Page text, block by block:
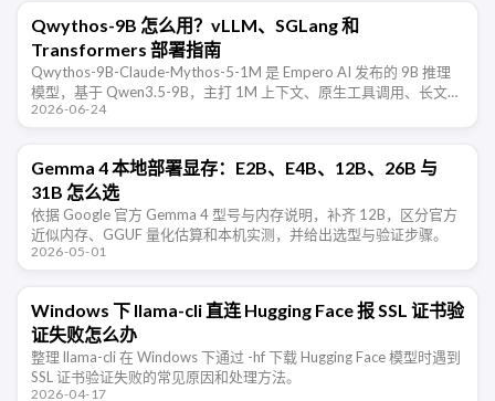
Qwythos-9B 怎么用？vLLM、SGLang 和
Transformers 部署指南
Qwythos-9B-Claude-Mythos-5-1M 是 Empero AI 发布的 9B 推理
模型，基于 Qwen3.5-9B，主打 1M 上下文、原生工具调用、长文本
推理和 …
2026-06-24
Gemma 4 本地部署显存：E2B、E4B、12B、26B 与
31B 怎么选
依据 Google 官方 Gemma 4 型号与内存说明，补齐 12B，区分官方
近似内存、GGUF 量化估算和本机实测，并给出选型与验证步骤。
2026-05-01
Windows 下 llama-cli 直连 Hugging Face 报 SSL 证书验
证失败怎么办
整理 llama-cli 在 Windows 下通过 -hf 下载 Hugging Face 模型时遇到
SSL 证书验证失败的常见原因和处理方法。
2026-04-17